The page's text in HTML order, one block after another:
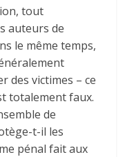
tout
auteurs de
le même temps,
des victimes – ce
totalement faux.
de
t-il les
pénal fait aux